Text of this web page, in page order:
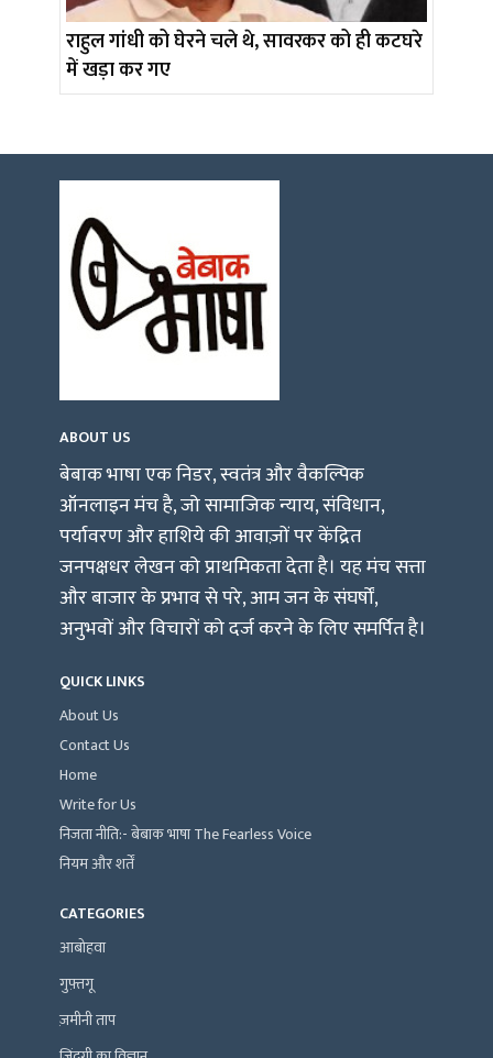
राहुल गांधी को घेरने चले थे, सावरकर को ही कटघरे
में खड़ा कर गए
ABOUT US
बेबाक भाषा एक निडर, स्वतंत्र और वैकल्पिक
ऑनलाइन मंच है, जो सामाजिक न्याय, संविधान,
पर्यावरण और हाशिये की आवाज़ों पर केंद्रित
जनपक्षधर लेखन को प्राथमिकता देता है। यह मंच सत्ता
और बाजार के प्रभाव से परे, आम जन के संघर्षों,
अनुभवों और विचारों को दर्ज करने के लिए समर्पित है।
QUICK LINKS
About Us
Contact Us
Home
Write for Us
निजता नीति:- बेबाक भाषा The Fearless Voice
नियम और शर्तें
CATEGORIES
आबोहवा
गुफ़्तगू
ज़मीनी ताप